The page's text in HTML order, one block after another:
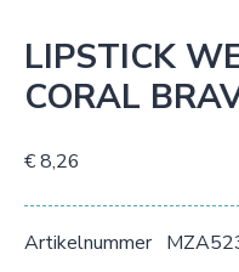
LIPSTICK
CORAL
€ 8,26
Artikelnummer